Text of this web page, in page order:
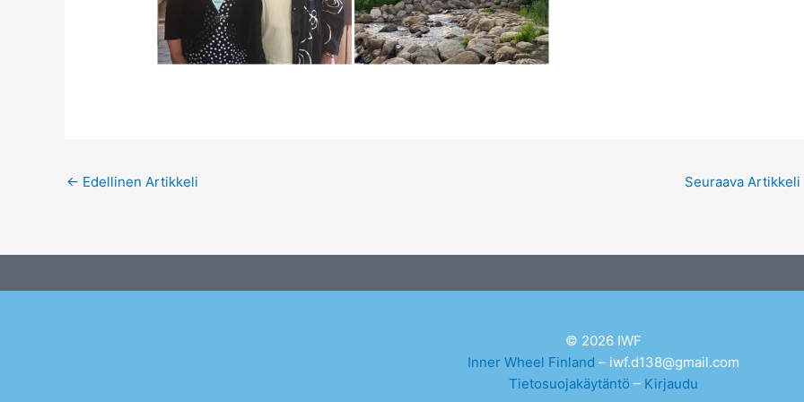
← Edellinen Artikkeli Seuraava Artikkeli
© 2026 IWF
Inner Wheel Finland – iwf.d138@gmail.com
Tietosuojakäytäntö – Kirjaudu